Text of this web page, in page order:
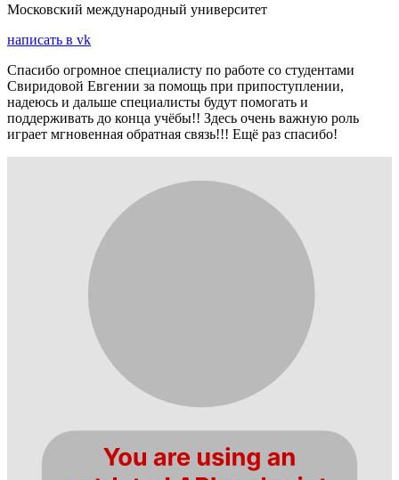
Московский международный университет
написать в vk
Спасибо огромное специалисту по работе со студентами
Свиридовой Евгении за помощь при припоступлении,
надеюсь и дальше специалисты будут помогать и
поддерживать до конца учёбы!! Здесь очень важную роль
играет мгновенная обратная связь!!! Ещё раз спасибо!